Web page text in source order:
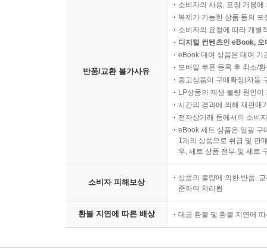
반품/교환 불가사유
소비자의 사용, 포장 개봉
복제가 가능한 상품 등의
소비자의 요청에 따라 개별
디지털 컨텐츠인 eBook,
eBook 대여 상품은 대여 기
모바일 쿠폰 등록 후 취소/
중고상품이 구매확정(자동
LP상품의 재생 불량 원인
시간의 경과에 의해 재판매
전자상거래 등에서의 소비
eBook 세트 상품은 일괄 구
1개의 상품으로 취급 및 판
우, 세트 상품 전부 및 세트
소비자 피해보상
상품의 불량에 의한 반품,
준하여 처리됨
환불 지연에 따른 배상 대금 환불 및 환불 지연에